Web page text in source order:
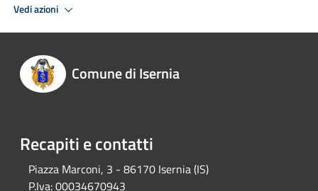
Vedi azioni
Comune di Isernia
Recapiti e contatti
Piazza Marconi, 3 - 86170 Isernia (IS)
P.Iva:00034670943